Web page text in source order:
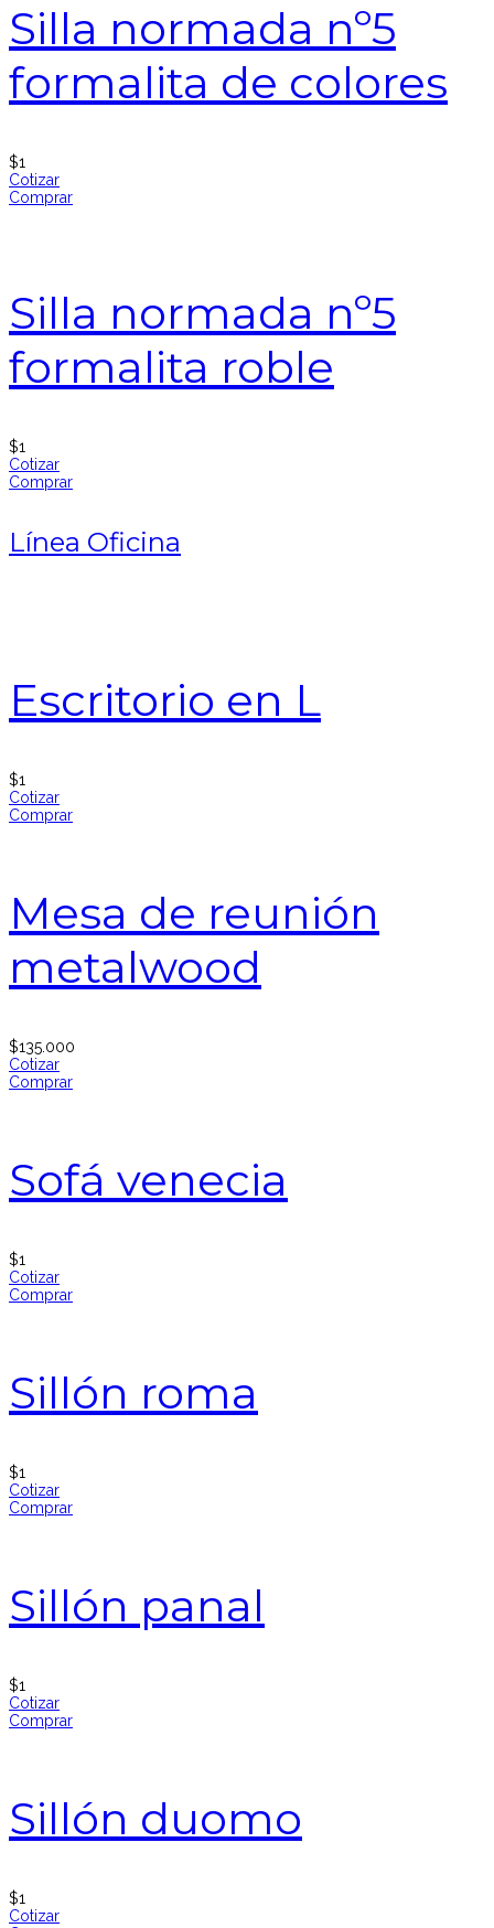
Silla normada nº5
formalita de colores
$1
Cotizar
Comprar
Silla normada nº5
formalita roble
$1
Cotizar
Comprar
Línea Oficina
Escritorio en L
$1
Cotizar
Comprar
Mesa de reunión
metalwood
$135.000
Cotizar
Comprar
Sofá venecia
$1
Cotizar
Comprar
Sillón roma
$1
Cotizar
Comprar
Sillón panal
$1
Cotizar
Comprar
Sillón duomo
$1
Cotizar